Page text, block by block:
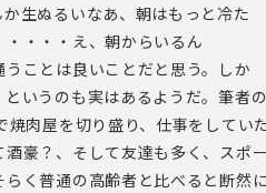
生ぬるいなあ、朝はもっと冷た
・・・え、朝からいるん
ことは良いことだと思う。しか
いうのも実はあるようだ。筆者の
肉屋を切り盛り、仕事をしてい
豪？、そして友達も多く、スポー
く普通の高齢者と比べると断然に